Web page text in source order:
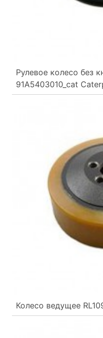
Рулевое колесо без
91A5403010_cat
Колесо ведущее